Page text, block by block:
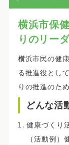
横浜市保
りのリー
横浜市民の健
る推進役とし
りの推進のた
どんな活
健康づくり
（活動例